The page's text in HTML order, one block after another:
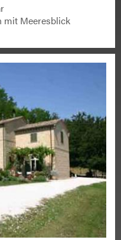
mit Meeresblick